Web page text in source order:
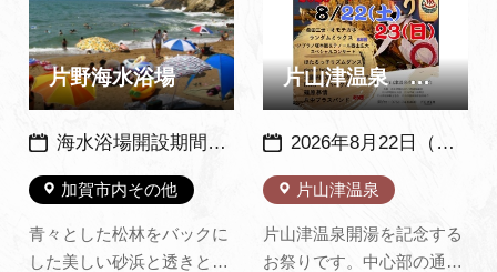
の夜景と合わせて眺めるも
よし、旅館のお風呂に浸か
りながらゆったり眺めるの
もよ…
しかない風情あるひととき
をお過ごしください。 さら
に、山中出身の和の鉄人…
片野海水浴場
加賀市内その他
海水浴場開設期間：例年7月中旬～8月いっぱい（天候などにより変更の場合あり） ※2026年度は7月1日（水）～8月31日（月）
青々とした松林をバックに
した美しい砂浜と透きとお
片山津温泉 湯のまつり
片山津温泉
2026年8月22日（土）・23日（日）※例年：８月下旬の土日2日間開催
片山津温泉開湯を記念する
お祭りです。中心部の通り